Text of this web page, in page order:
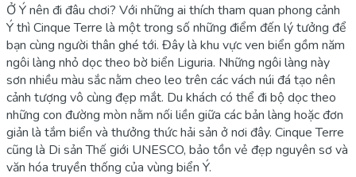
Ở Ý nên đi đâu chơi? Với những ai thích tham quan phong cảnh
Ý thì Cinque Terre là một trong số những điểm đến lý tưởng để
bạn cùng người thân ghé tới. Đây là khu vực ven biển gồm năm
ngôi làng nhỏ dọc theo bờ biển Liguria. Những ngôi làng này
sơn nhiều màu sắc nằm cheo leo trên các vách núi đá tạo nên
cảnh tượng vô cùng đẹp mắt. Du khách có thể đi bộ dọc theo
những con đường mòn nằm nối liền giữa các bản làng hoặc đơn
giản là tắm biển và thưởng thức hải sản ở nơi đây. Cinque Terre
cũng là Di sản Thế giới UNESCO, bảo tồn vẻ đẹp nguyên sơ và
văn hóa truyền thống của vùng biển Ý.